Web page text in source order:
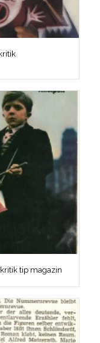
tip magazin